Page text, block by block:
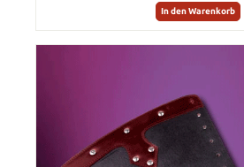
In den Warenkorb